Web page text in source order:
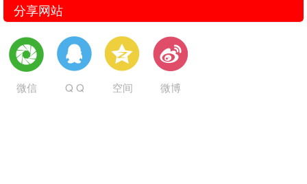
分享网站
微信 Q Q 空间 微博